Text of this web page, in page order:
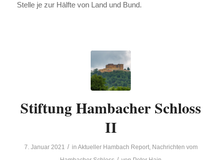
Stelle je zur Hälfte von Land und Bund.
Stiftung Hambacher Schloss
II
7. Januar 2021 / in Aktueller Hambach Report, Nachrichten vom